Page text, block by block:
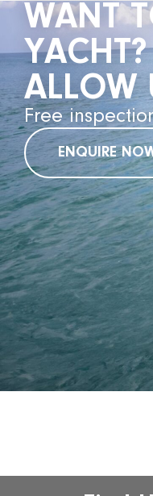
WANT
YACHT?
ALLOW
Free
ENQUIRE